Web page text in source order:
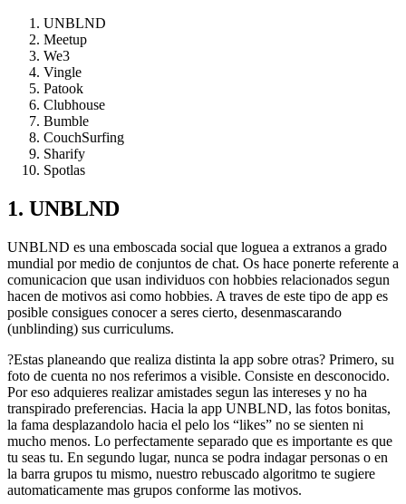
UNBLND
Meetup
We3
Vingle
Patook
Clubhouse
Bumble
CouchSurfing
Sharify
Spotlas
1. UNBLND
UNBLND es una emboscada social que loguea a extranos a grado
mundial por medio de conjuntos de chat. Os hace ponerte referente a
comunicacion que usan individuos con hobbies relacionados segun
hacen de motivos asi­ como hobbies. A traves de este tipo de app es
posible consigues conocer a seres cierto, desenmascarando
(unblinding) sus curriculums.
?Estas planeando que realiza distinta la app sobre otras? Primero, su
foto de cuenta no nos referimos a visible. Consiste en desconocido.
Por eso adquieres realizar amistades segun las intereses y no ha
transpirado preferencias. Hacia la app UNBLND, las fotos bonitas,
la fama desplazandolo hacia el pelo los “likes” no se sienten ni
mucho menos. Lo perfectamente separado que es importante es que
tu seas tu. En segundo lugar, nunca se podra indagar personas o en
la barra grupos tu mismo, nuestro rebuscado algoritmo te sugiere
automaticamente mas grupos conforme las motivos.